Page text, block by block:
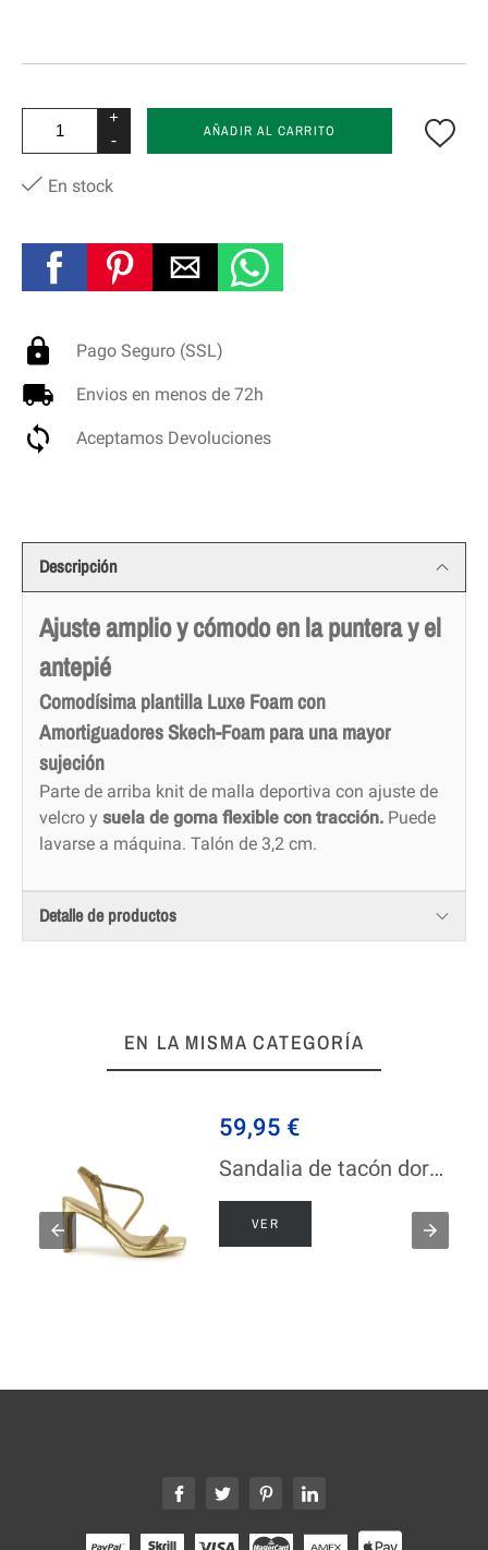
+
-
AÑADIR AL CARRITO
En stock
Pago Seguro (SSL)
Envios en menos de 72h
Aceptamos Devoluciones
Descripción
Ajuste amplio y cómodo en la puntera y el
antepié
Comodísima plantilla Luxe Foam con
Amortiguadores Skech-Foam para una mayor
sujeción
Parte de arriba knit de malla deportiva con ajuste de
velcro y suela de goma flexible con tracción. Puede
lavarse a máquina. Talón de 3,2 cm.
Detalle de productos
EN LA MISMA CATEGORÍA
59,95 €
Sandalia de tacón dorada Azarey
VER